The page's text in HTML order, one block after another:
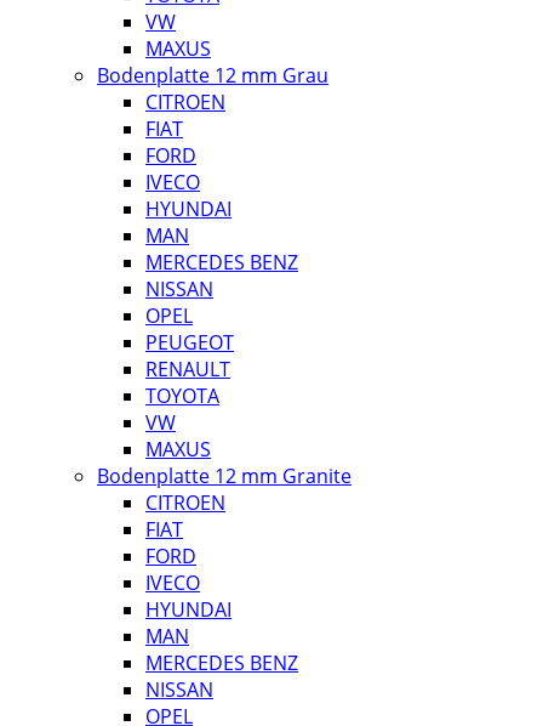
VW
MAXUS
Bodenplatte 12 mm Grau
CITROEN
FIAT
FORD
IVECO
HYUNDAI
MAN
MERCEDES BENZ
NISSAN
OPEL
PEUGEOT
RENAULT
TOYOTA
VW
MAXUS
Bodenplatte 12 mm Granite
CITROEN
FIAT
FORD
IVECO
HYUNDAI
MAN
MERCEDES BENZ
NISSAN
OPEL